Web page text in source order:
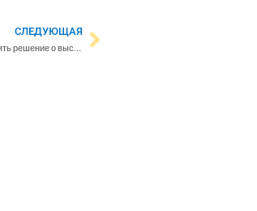
СЛЕДУЮЩАЯ
Финляндия готовится принять решение о высылке российских дипломатов